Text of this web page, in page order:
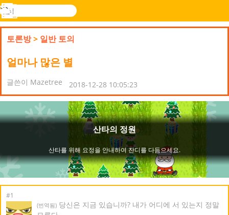
Novel
검
색
로그
메
뉴
토론방> 일반 토의
얼마나 많은 별
글쓴이 Mazetree 2018-12-28 10:05:23
#1
(번역됨) 당신은 지금 있습니까? 내가 어디에 서 있는지 정말